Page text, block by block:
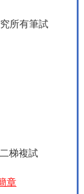
所有筆試
梯複試
章